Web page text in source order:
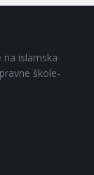
islamska
škole-